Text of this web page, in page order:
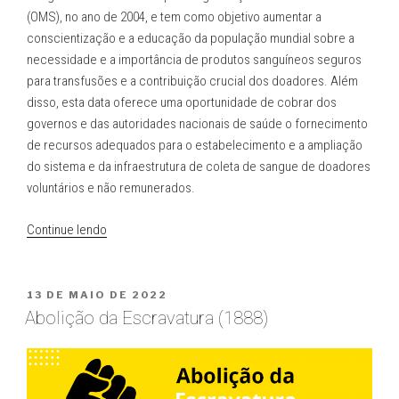
(OMS), no ano de 2004, e tem como objetivo aumentar a
conscientização e a educação da população mundial sobre a
necessidade e a importância de produtos sanguíneos seguros
para transfusões e a contribuição crucial dos doadores. Além
disso, esta data oferece uma oportunidade de cobrar dos
governos e das autoridades nacionais de saúde o fornecimento
de recursos adequados para o estabelecimento e a ampliação
do sistema e da infraestrutura de coleta de sangue de doadores
voluntários e não remunerados.
Continue lendo
Doador
de
PUBLICADO
EM
13 DE MAIO DE 2022
Abolição da Escravatura (1888)